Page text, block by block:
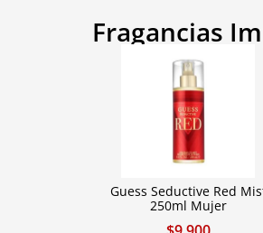
Fragancias
Guess Seductive Red
250ml Mujer